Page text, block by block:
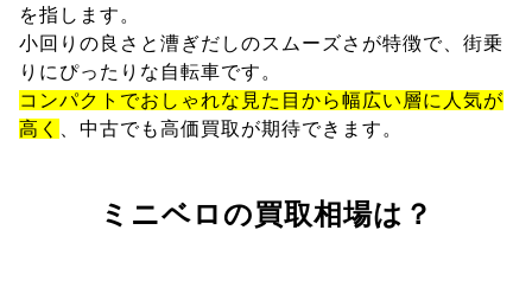
を指します。
小回りの良さと漕ぎだしのスムーズさが特徴で、街乗
りにぴったりな自転車です。
コンパクトでおしゃれな見た目から幅広い層に人気が
高く
、中古でも高価買取が期待できます。
ミニベロの買取相場は？